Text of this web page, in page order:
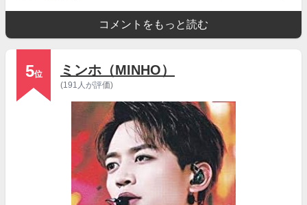
コメントをもっと読む
5位 ミンホ（MINHO）
(191人が評価)